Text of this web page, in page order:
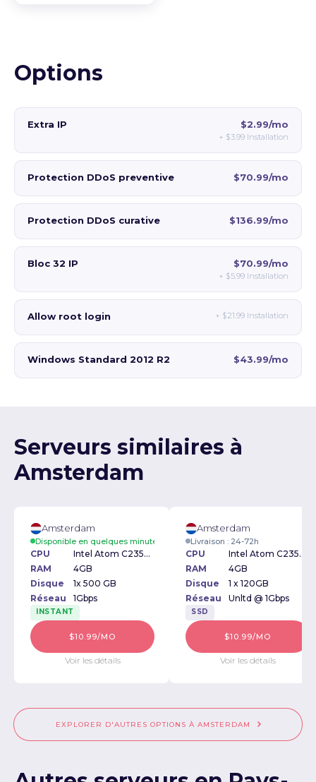
Options
Extra IP $2.99/mo
+ $3.99 Installation
Protection DDoS preventive $70.99/mo
Protection DDoS curative $136.99/mo
Bloc 32 IP $70.99/mo
+ $5.99 Installation
Allow root login + $21.99 Installation
Windows Standard 2012 R2 $43.99/mo
Serveurs similaires à
Amsterdam
Amsterdam
Disponible en quelques minutes
CPU
Intel Atom C2350 1.70GHz
RAM
4GB
Disque
1x 500 GB
Réseau
1Gbps
INSTANT
$10.99/MO
Voir les détails
Amsterdam
Livraison : 24-72h
CPU
Intel Atom C2350 1.70GHz
RAM
4GB
Disque
1 x 120GB
Réseau
Unltd @ 1Gbps
SSD
$10.99/MO
Voir les détails
EXPLORER D'AUTRES OPTIONS À AMSTERDAM